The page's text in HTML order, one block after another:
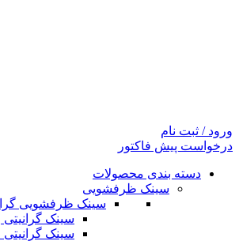
ورود / ثبت نام
درخواست پیش فاکتور
دسته بندی محصولات
سینک ظرفشویی
سینک ظرفشویی
سینک
سینک